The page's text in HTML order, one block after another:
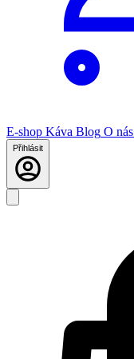
E-shop Káva Blog O nás
Přihlásit